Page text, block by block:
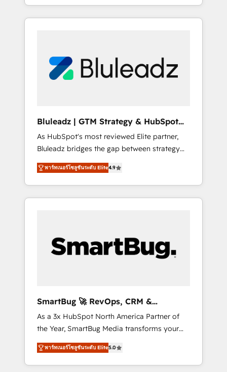
services and more. Whether clients are new
to HubSpot or expanding into more
long-term value and a consistently strong
client experience.
begins with clear objectives, customer
journey mapping, and measurable KPIs. Only
Connectors, workflows, and data
architectures that make HubSpot the
HubSpot beyond standard configurations. -
AI-FIRST- AI across customer-facing
operations to accelerate decisions,
streamline processes, and unlock efficiency
at scale. From predictive intelligence to
conversational AI, we turn data into action
and automation into competitive advantage.
Bluleadz | GTM Strategy & HubSpot
Implementation
As HubSpot's most reviewed Elite partner,
Bluleadz bridges the gap between strategy
and execution. We don't just "set up tools" —
we install the GTM Operating System (GTM
OS) to align your leadership and engineer a
portal that drives predictable revenue
and Story to stop "accelerating a mess." ⚙️
Elite Engineering & AI Scalable Architecture:
agents, and high-integrity migrations for total
reporting clarity. Security & Compliance: SOC
2 Type I and HIPAA attested for enterprise-
grade data security. 🏆 Why Bluleadz? GTM
OS Partner | 16+ Years Experience | 1,000+
Five-Star Reviews
พาร์ทเนอร์โซลูชันระดับ Elite4.9
SmartBug 🚀 RevOps, CRM &
Integration Experts
As a 3x HubSpot North America Partner of
the Year, SmartBug Media transforms your
customer lifecycle into a revenue engine. Our
unified ecosystem includes specialized
divisions Globalia (AI & Software) and Point
พาร์ทเนอร์โซลูชันระดับ Elite5.0